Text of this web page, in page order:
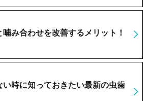
み合わせを改善するメリット！
い時に知っておきたい最新の虫歯